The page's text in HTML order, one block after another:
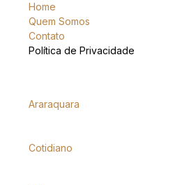
Home
Quem Somos
Contato
Política de Privacidade
Araraquara
Cotidiano